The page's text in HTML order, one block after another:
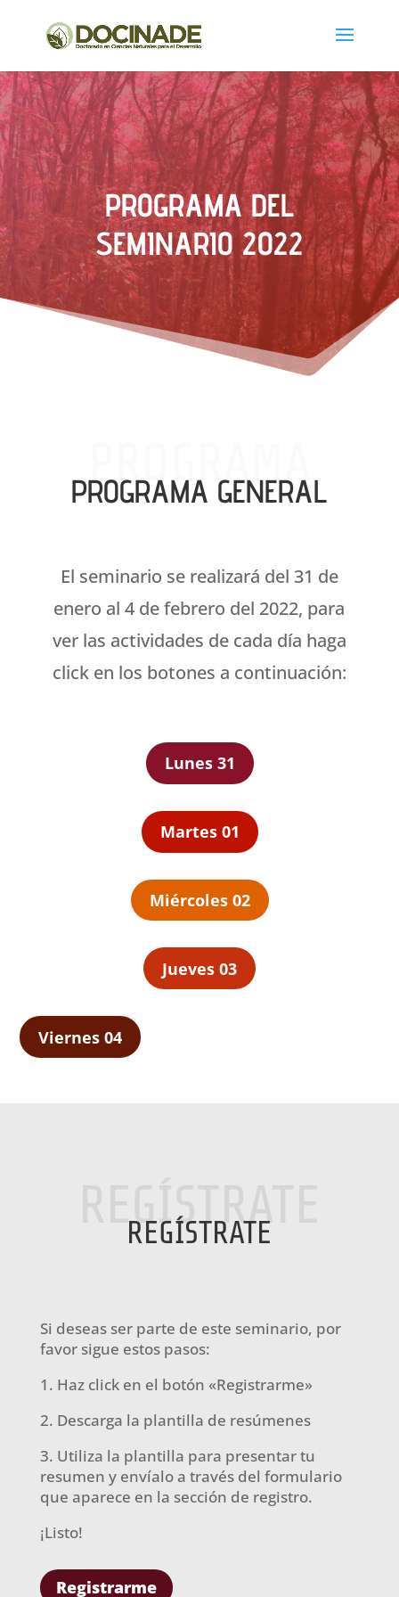
PROGRAMA DEL
SEMINARIO 2022
PROGRAMA
PROGRAMA GENERAL
El seminario se realizará del 31 de
enero al 4 de febrero del 2022, para
ver las actividades de cada día haga
click en los botones a continuación:
Lunes 31
Martes 01
Miércoles 02
Jueves 03
Viernes 04
REGÍSTRATE
REGÍSTRATE
Si deseas ser parte de este seminario, por
favor sigue estos pasos:
1. Haz click en el botón «Registrarme»
2. Descarga la plantilla de resúmenes
3. Utiliza la plantilla para presentar tu
resumen y envíalo a través del formulario
que aparece en la sección de registro.
¡Listo!
Registrarme